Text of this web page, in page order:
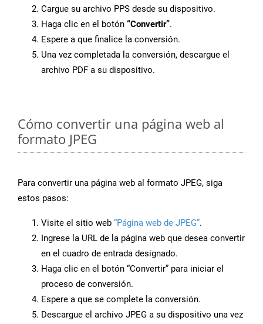
Cargue su archivo PPS desde su dispositivo.
Haga clic en el botón “Convertir”.
Espere a que finalice la conversión.
Una vez completada la conversión, descargue el
archivo PDF a su dispositivo.
Cómo convertir una página web al
formato JPEG
Para convertir una página web al formato JPEG, siga
estos pasos:
Visite el sitio web “Página web de JPEG”.
Ingrese la URL de la página web que desea convertir
en el cuadro de entrada designado.
Haga clic en el botón “Convertir” para iniciar el
proceso de conversión.
Espere a que se complete la conversión.
Descargue el archivo JPEG a su dispositivo una vez